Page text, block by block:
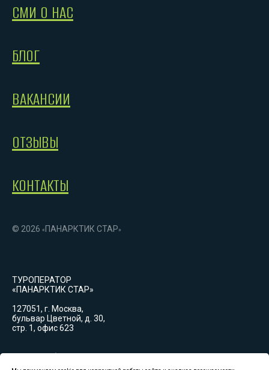
СМИ О НАС
БЛОГ
ВАКАНСИИ
ОТЗЫВЫ
КОНТАКТЫ
© 2026 « ПАНАРКТИК СТАР»
ТУРОПЕРАТОР
«ПАНАРКТИК СТАР»
127051, г. Москва,
бульвар Цветной, д. 30,
стр. 1, офис 623
Пн-Вс: 09:00-18:00
(GMT+3)